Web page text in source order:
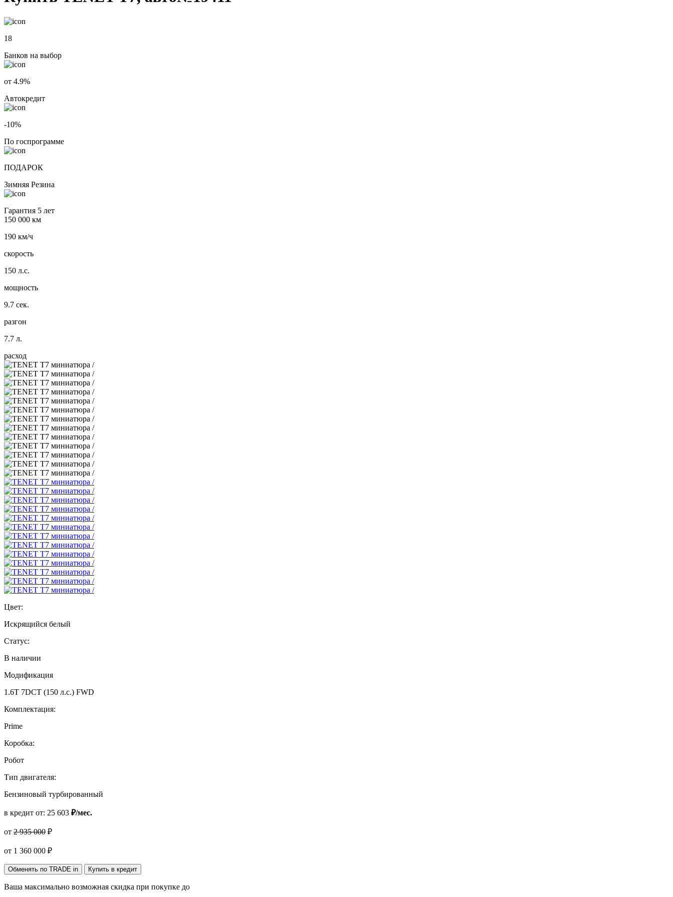
18
Банков на выбор
от 4.9%
Автокредит
-10%
По госпрограмме
ПОДАРОК
Зимняя Резина
Гарантия 5 лет
150 000 км
190 км/ч
скорость
150 л.с.
мощность
9.7 сек.
разгон
7.7 л.
расход
Цвет:
Искрящийся белый
Статус:
В наличии
Модификация
1.6T 7DCT (150 л.с.) FWD
Комплектация:
Prime
Коробка:
Робот
Тип двигателя:
Бензиновый турбированный
в кредит от: 25 603 ₽/мес.
от 2 935 000 ₽
от 1 360 000 ₽
Обменять по TRADE in Купить в кредит
Ваша максимально возможная скидка при покупке до